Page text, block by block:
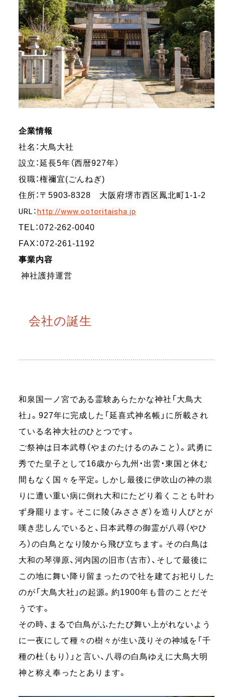
企業情報
社名：大鳥大社
設立：延長5年（西暦927年）
役職：権禰宜(ごんねぎ)
住所：〒5903-8328 大阪府堺市西区鳳北町1-1-2
URL：http://www.ootoritaisha.jp
TEL：072-262-0040
FAX：072-261-1192
事業内容
神社護持運営
会社の誕生
和泉国一ノ宮である霊験あらたかな神社「大鳥大
社」。927年に完成した「延喜式神名帳」に所載され
ている名神大社のひとつです。
ご祭神は日本武尊（やまのたけるのみこと）。武勇に
秀でた皇子として16歳から九州・出雲・東国と休む
間もなく国々を平定。しかし最後に伊吹山の神の祟
りに遭い重い病に倒れ大和にたどり着くことも叶わ
ず身罷ります。そこに陵（みささぎ）を造り人びとが
嘆き悲しんでいると、日本武尊の御霊が八尋（やひ
ろ）の白鳥となり陵から飛び立ちます。その白鳥は
大和の琴弾原、河内国の旧市（古市）、そして最後に
この地に舞い降り留まったので社を建てお祀りした
のが「大鳥大社」の起源。約1900年も昔のことだそ
うです。
その時、まるで白鳥がふたたび舞い上がれないよう
に一夜にして種々の樹々が生い茂りその神域を「千
種の杜（もり）」と言い、八尋の白鳥ゆえに大鳥大明
神と称え奉ったとあります。